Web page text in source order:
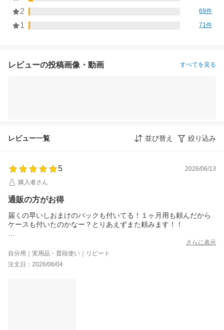
2 69件
1 71件
レビューの投稿画像・動画 すべてを見る
レビュー一覧 並び替え 絞り込み
5
2026/06/13
購入者さん
通販の方がお得
届くの早いしおまけのパックも付いてる！１ヶ月用も頼んだから
ケースも付いたのかなー？とりあえずまた頼みます！！
さらに表示
自分用｜実用品・普段使い｜リピート
注文日：2026/06/04